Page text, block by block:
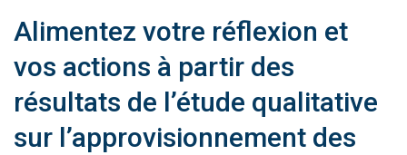
Alimentez votre réflexion et
vos actions à partir des
résultats de l’étude qualitative
sur l’approvisionnement des